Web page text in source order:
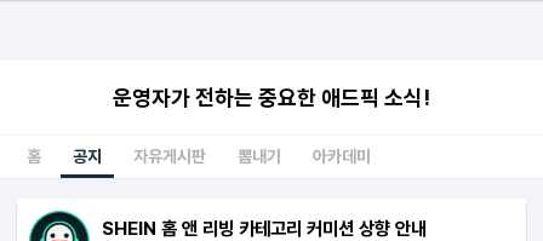
운영자가 전하는 중요한 애드픽 소식!
홈 공지 자유게시판 뽐내기 아카데미
SHEIN 홈 앤 리빙 카테고리 커미션 상향 안내